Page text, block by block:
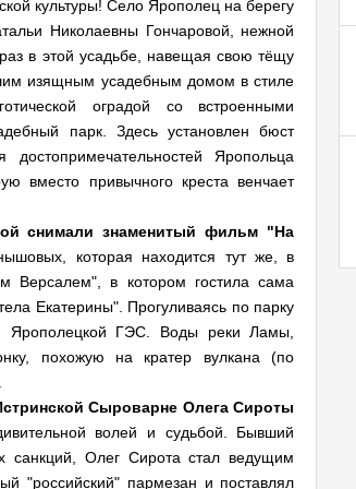
культуры! Село Ярополец на берегу
Николаевны Гончаровой, нежной
в этой усадьбе, навещая свою тёщу
изящным усадебным домом в стиле
оградой со встроенными
парк. Здесь установлен бюст
Яропольца
вместо привычного креста венчает
снимали знаменитый фильм "На
которая находится тут же, в
Версалем", в котором гостила сама
Екатерины". Прогуливаясь по парку
Ярополецкой ГЭС. Воды реки Ламы,
похожую на кратер вулкана (по
Сыроварне Олега Сироты
волей и судьбой. Бывший
санкций, Олег Сирота стал ведущим
"российский" пармезан и поставлял